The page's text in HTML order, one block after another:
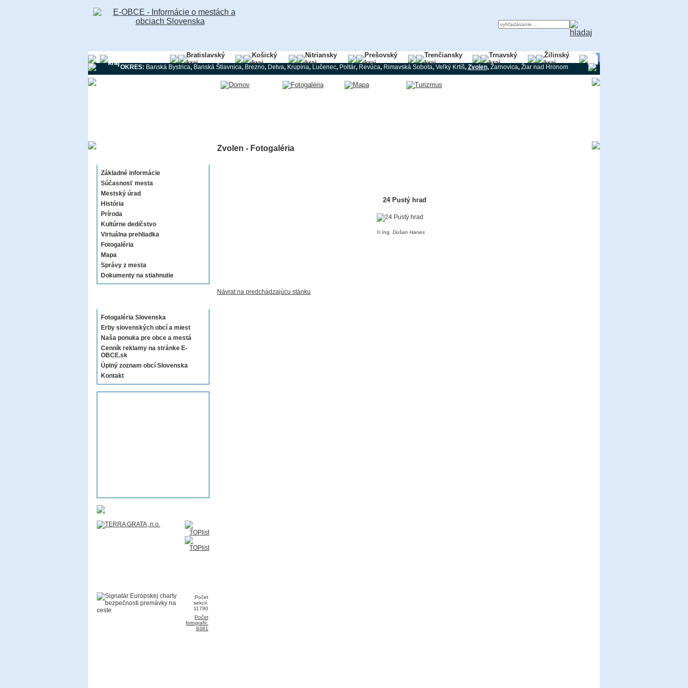
kraj
Bratislavský
kraj
Košický
kraj
Nitriansky
kraj
Prešovský
kraj
Trenčiansky
kraj
Trnavský
kraj
Žilinský
kraj
OKRES: Banská Bystrica,Banská Štiavnica, Brezno, Detva, Krupina,Lučenec, Poltár, Revúca, Rimavská Sobota,Veľký Krtíš, Zvolen,Žarnovica, Žiar nad Hronom
Základné informácie
Súčasnosť mesta
Mestský úrad
História
Príroda
Kultúrne dedičstvo
Virtuálna prehliadka
Fotogaléria
Mapa
Správy z mesta
Dokumenty na stiahnutie
Fotogaléria Slovenska
Erby slovenských obcí a miest
Naša ponuka pre obce a mestá
Cenník reklamy na stránke E-
OBCE.sk
Úplný zoznam obcí Slovenska
Kontakt
Počet
sekcií:
11790
Počet
fotografií:
9381
Zvolen - Fotogaléria
24 Pustý hrad
© Ing. Dušan Hanes
Návrat na predchádzajúcu stánku